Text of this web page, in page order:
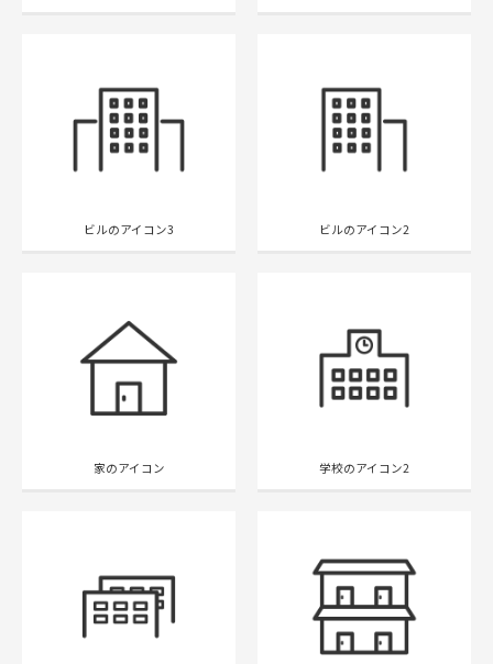
ビルのアイコン3 ビルのアイコン2
家のアイコン 学校のアイコン2